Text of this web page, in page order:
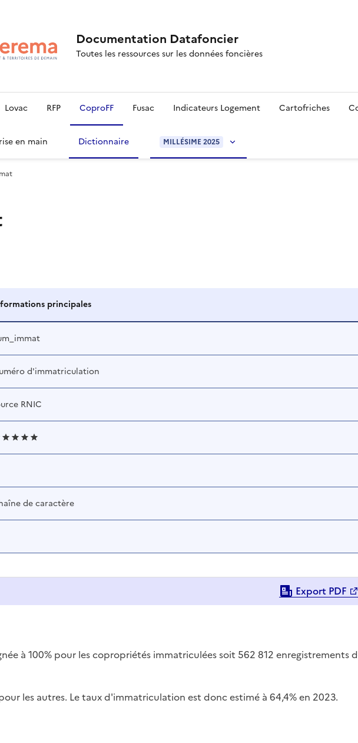
Documentation Datafoncier
Toutes les ressources sur les données foncières
Lovac RFP CoproFF Fusac Indicateurs Logement Cartofriches
en main Dictionnaire MILLÉSIME 2025
principales
d'immatriculation
RNIC
de caractère
Export PDF
à 100% pour les copropriétés immatriculées soit 562 812 enregistrements
les autres. Le taux d'immatriculation est donc estimé à 64,4% en 2023.